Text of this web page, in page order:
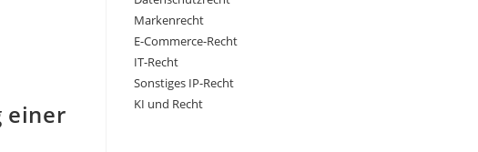
einer
Markenrecht
E-Commerce-Recht
IT-Recht
Sonstiges IP-Recht
KI und Recht